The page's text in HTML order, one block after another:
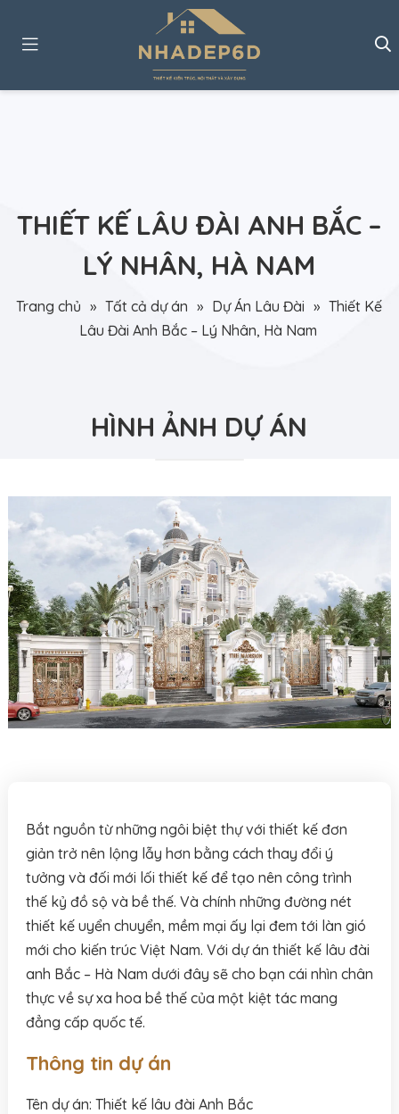
THIẾT KẾ LÂU ĐÀI ANH BẮC –
LÝ NHÂN, HÀ NAM
Trang chủ » Tất cả dự án » Dự Án Lâu Đài » Thiết Kế
Lâu Đài Anh Bắc – Lý Nhân, Hà Nam
HÌNH ẢNH DỰ ÁN
Bắt nguồn từ những ngôi biệt thự với thiết kế đơn
giản trở nên lộng lẫy hơn bằng cách thay đổi ý
tưởng và đối mới lối thiết kế để tạo nên công trình
thế kỷ đồ sộ và bề thế. Và chính những đường nét
thiết kế uyển chuyển, mềm mại ấy lại đem tới làn gió
mới cho kiến trúc Việt Nam. Với dự án thiết kế lâu đài
anh Bắc – Hà Nam dưới đây sẽ cho bạn cái nhìn chân
thực về sự xa hoa bề thế của một kiệt tác mang
đẳng cấp quốc tế.
Thông tin dự án
Tên dự án: Thiết kế lâu đài Anh Bắc